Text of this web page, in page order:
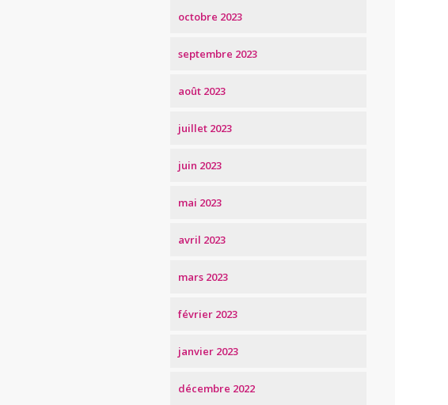
octobre 2023
septembre 2023
août 2023
juillet 2023
juin 2023
mai 2023
avril 2023
mars 2023
février 2023
janvier 2023
décembre 2022